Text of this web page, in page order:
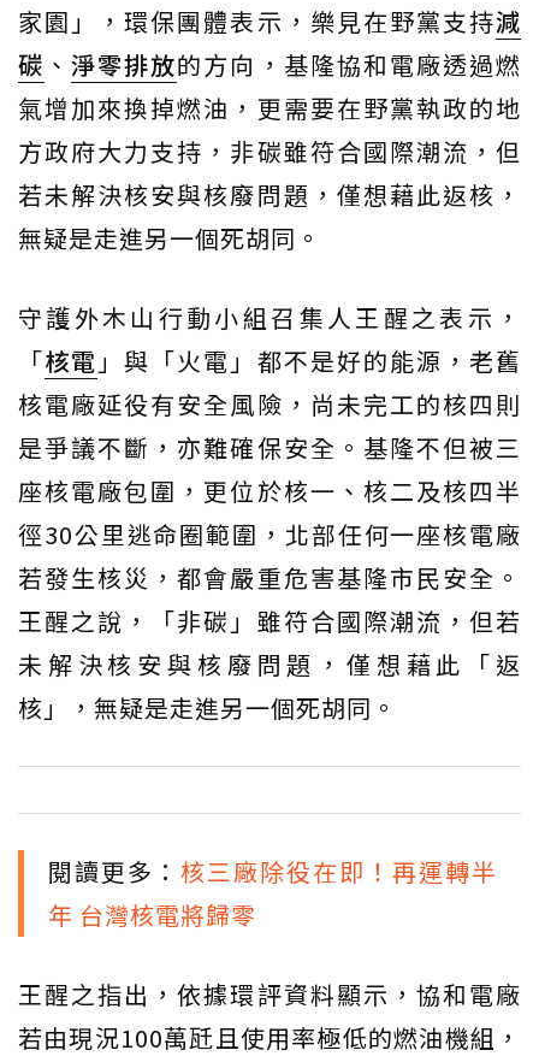
家園」，環保團體表示，樂見在野黨支持減
碳 、淨零排放的方向，基隆協和電廠透過燃
氣增加來換掉燃油，更需要在野黨執政的地
方政府大力支持，非碳雖符合國際潮流，但
若未解決核安與核廢問題，僅想藉此返核，
無疑是走進另一個死胡同。
守護外木山行動小組召集人王醒之表示，
「核電 」與「火電」都不是好的能源，老舊
核電廠延役有安全風險，尚未完工的核四則
是爭議不斷，亦難確保安全。基隆不但被三
座核電廠包圍，更位於核一、核二及核四半
徑30公里逃命圈範圍，北部任何一座核電廠
若發生核災，都會嚴重危害基隆市民安全。
王醒之說，「非碳」雖符合國際潮流，但若
未解決核安與核廢問題，僅想藉此「返
核」，無疑是走進另一個死胡同。
閱讀更多： 核三廠除役在即！再運轉半
年 台灣核電將歸零
王醒之指出，依據環評資料顯示，協和電廠
若由現況100萬瓩且使用率極低的燃油機組，